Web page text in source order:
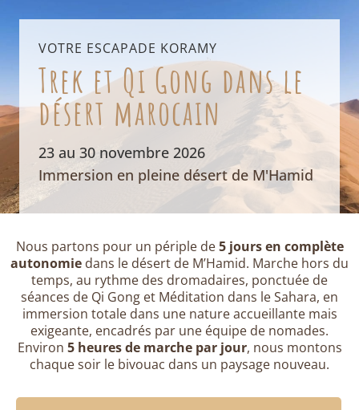
VOTRE ESCAPADE KORAMY
Trek et Qi Gong dans le
désert marocain
23 au 30 novembre 2026
Immersion en pleine désert de M'Hamid
Nous partons pour un périple de5 jours en complète
autonomie dans le désert de M’Hamid. Marche hors du
temps, au rythme des dromadaires, ponctuée de
séances de Qi Gong et Méditation dans le Sahara, en
immersion totale dans une nature accueillante mais
exigeante, encadrés par une équipe de nomades.
Environ 5 heures de marche par jour, nous montons
chaque soir le bivouac dans un paysage nouveau.